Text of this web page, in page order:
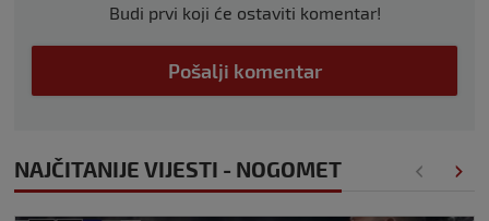
Budi prvi koji će ostaviti komentar!
Pošalji komentar
NAJČITANIJE VIJESTI - NOGOMET